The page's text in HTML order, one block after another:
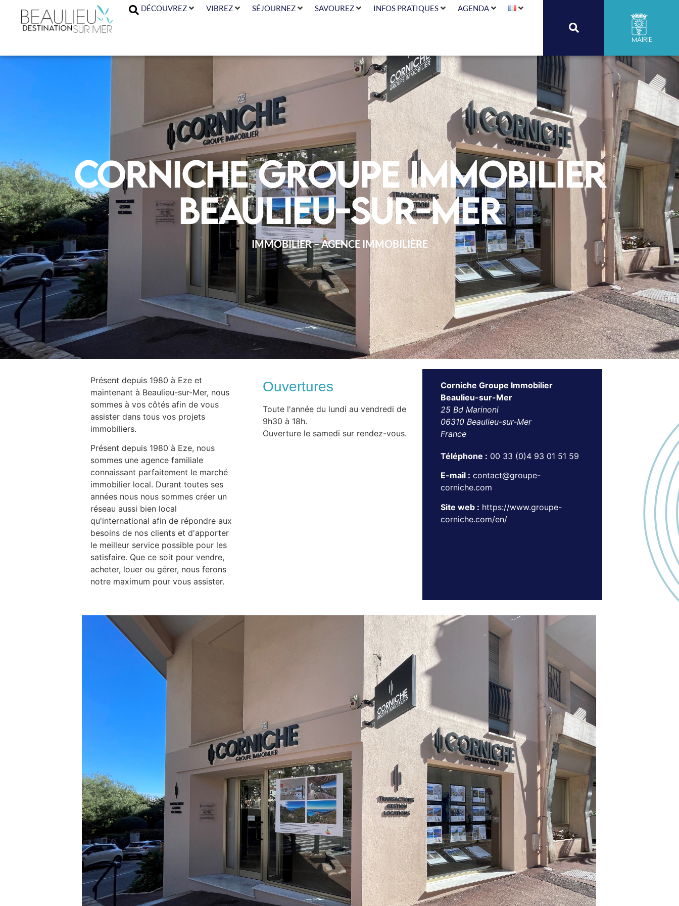
DÉCOUVREZ VIBREZ SÉJOURNEZ SAVOUREZ INFOS PRATIQUES AGENDA
Mairie
Corniche Groupe Immobilier
Beaulieu-sur-Mer
IMMOBILIER – AGENCE IMMOBILIÈRE
Présent depuis 1980 à Eze et
maintenant à Beaulieu-sur-Mer, nous
sommes à vos côtés afin de vous
assister dans tous vos projets
immobiliers.
Présent depuis 1980 à Eze, nous
sommes une agence familiale
connaissant parfaitement le marché
immobilier local. Durant toutes ses
années nous nous sommes créer un
réseau aussi bien local
qu'international afin de répondre aux
besoins de nos clients et d'apporter
le meilleur service possible pour les
satisfaire. Que ce soit pour vendre,
acheter, louer ou gérer, nous ferons
notre maximum pour vous assister.
Ouvertures
Toute l'année du lundi au vendredi de
9h30 à 18h.
Ouverture le samedi sur rendez-vous.
Corniche Groupe Immobilier
Beaulieu-sur-Mer
25 Bd Marinoni
06310 Beaulieu-sur-Mer
France
Téléphone : 00 33 (0)4 93 01 51 59
E-mail : contact@groupe-
corniche.com
Site web : https://www.groupe-
corniche.com/en/